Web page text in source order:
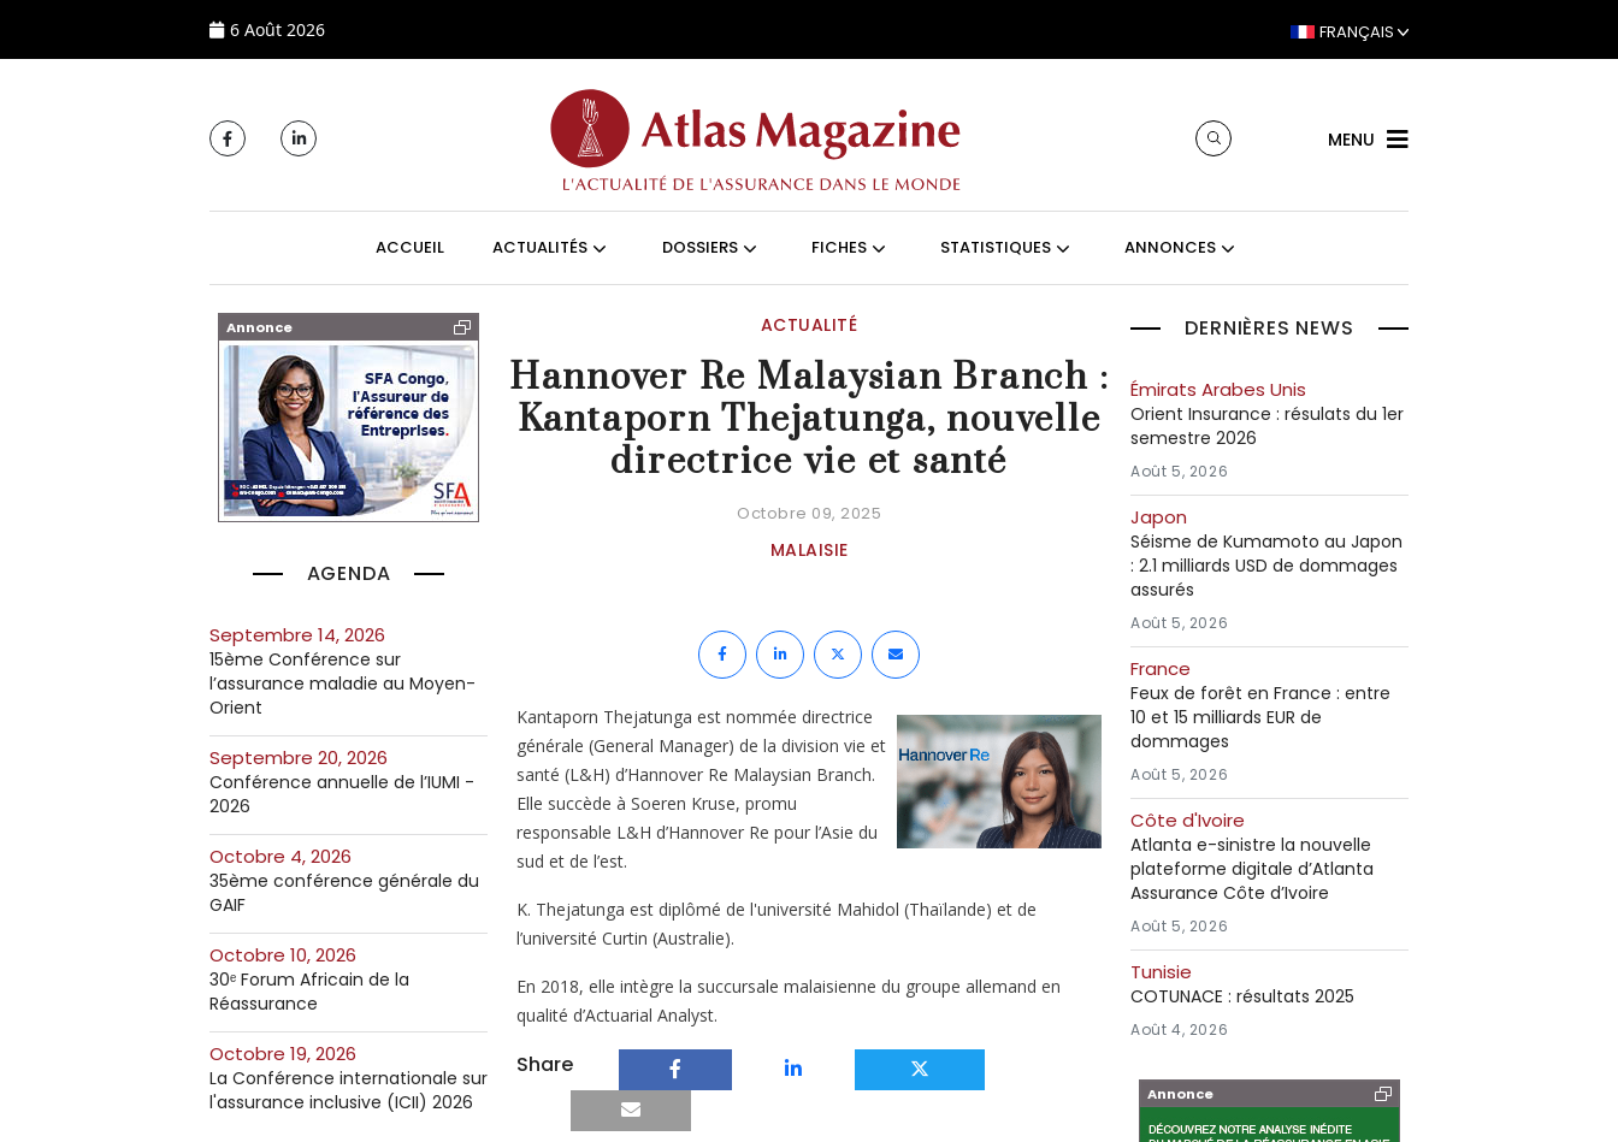
6 Août 2026 FRANÇAIS
MENU
ACCUEIL ACTUALITÉS DOSSIERS FICHES STATISTIQUES ANNONCES
Annonce
AGENDA
septembre 14, 2026
15ème Conférence sur
l’assurance maladie au Moyen-
Orient
septembre 20, 2026
Conférence annuelle de l’IUMI -
2026
octobre 4, 2026
35ème conférence générale du
GAIF
octobre 10, 2026
30ᵉ Forum Africain de la
Réassurance
octobre 19, 2026
La Conférence internationale sur
l'assurance inclusive (ICII) 2026
ACTUALITÉ
Hannover Re Malaysian Branch :
Kantaporn Thejatunga, nouvelle
directrice vie et santé
Octobre 09, 2025
MALAISIE
Kantaporn Thejatunga est nommée directrice
générale (General Manager) de la division vie et
santé (L&H) d’Hannover Re Malaysian Branch.
Elle succède à Soeren Kruse, promu
responsable L&H d’Hannover Re pour l’Asie du
sud et de l’est.
K. Thejatunga est diplômé de l'université Mahidol (Thaïlande) et de
l’université Curtin (Australie).
En 2018, elle intègre la succursale malaisienne du groupe allemand en
qualité d’Actuarial Analyst.
Share
DERNIÈRES NEWS
Émirats Arabes Unis
Orient Insurance : résulats du 1er
semestre 2026
Août 5, 2026
Japon
Séisme de Kumamoto au Japon
: 2.1 milliards USD de dommages
assurés
Août 5, 2026
France
Feux de forêt en France : entre
10 et 15 milliards EUR de
dommages
Août 5, 2026
Côte d'Ivoire
Atlanta e-sinistre la nouvelle
plateforme digitale d’Atlanta
Assurance Côte d’Ivoire
Août 5, 2026
Tunisie
COTUNACE : résultats 2025
Août 4, 2026
Annonce